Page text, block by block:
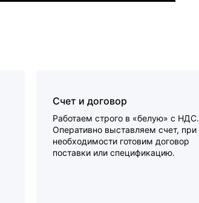
Счет и договор
Работаем строго в «белую» с НДС.
Оперативно выставляем счет, при
необходимости готовим договор
поставки или спецификацию.